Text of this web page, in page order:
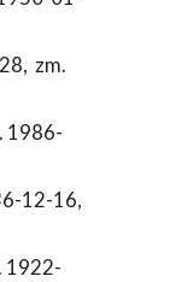
, zm.
1986-
12-16,
1922-